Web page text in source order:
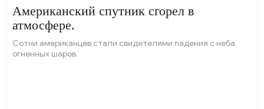
Американский спутник сгорел в
атмосфере.
Сотни американцев стали свидетелями падения с неба
огненных шаров.